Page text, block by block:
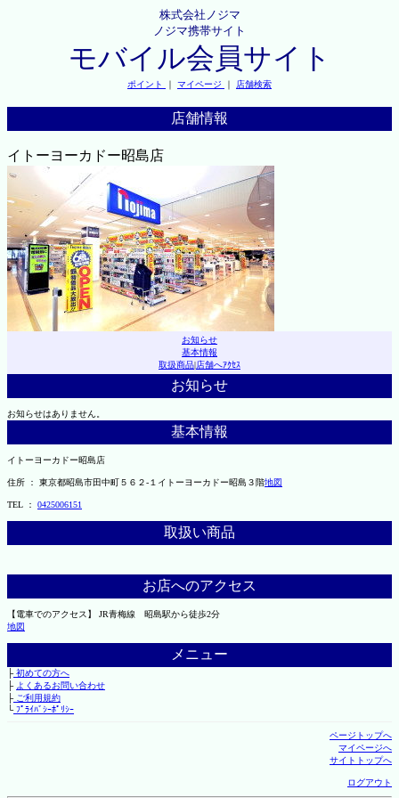
株式会社ノジマ
ノジマ携帯サイト
モバイル会員サイト
ポイント ｜ マイページ ｜ 店舗検索
店舗情報
イトーヨーカドー昭島店
お知らせ
基本情報
取扱商品|店舗へｱｸｾｽ
お知らせ
お知らせはありません。
基本情報
イトーヨーカドー昭島店
住所 ： 東京都昭島市田中町５６２-１イトーヨーカドー昭島３階地図
TEL ： 0425006151
取扱い商品
お店へのアクセス
【電車でのアクセス】 JR青梅線 昭島駅から徒歩2分
地図
メニュー
├初めての方へ
├ よくあるお問い合わせ
├ご利用規約
└ﾌﾟﾗｲﾊﾞｼｰﾎﾟﾘｼｰ
ページトップへ
マイページへ
サイトトップへ
ログアウト